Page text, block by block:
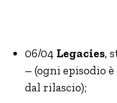
06/04 Legacies,
– (ogni episodio
dal rilascio);